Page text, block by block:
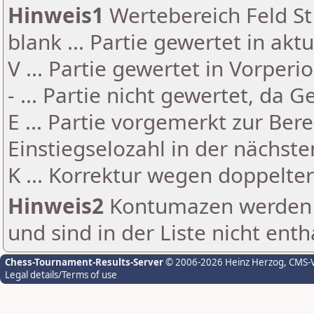
Hinweis1 Wertebereich Feld
blank ... Partie gewertet in
V ... Partie gewertet in
- ... Partie nicht gewertet, da
E ... Partie vorgemerkt zur
Einstiegselozahl in der
K ... Korrektur wegen
Hinweis2 Kontumazen
und sind in der Liste nicht
Chess-Tournament-Results-Server© 2006-2026 Heinz Herzog,
Legal details/Terms of use